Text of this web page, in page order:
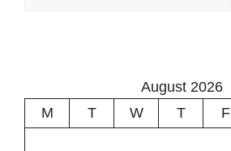
August 2026
M
T W T F